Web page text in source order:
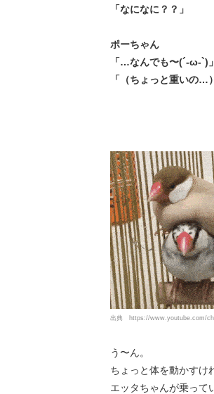
「なになに？？」
ポーちゃん
「…なんでも〜(´-ω-`)」
「（ちょっと重いの…
出典 https://www.youtube.com/
う〜ん。
ちょっと体を動かすけ
エッタちゃんが乗って